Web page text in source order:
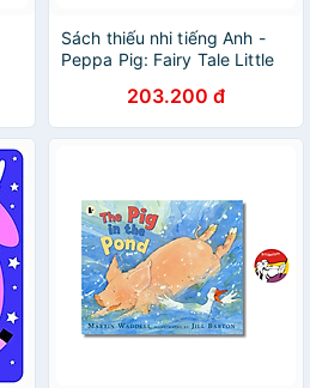
Sách thiếu nhi tiếng Anh -
Peppa Pig: Fairy Tale Little
203.200 đ